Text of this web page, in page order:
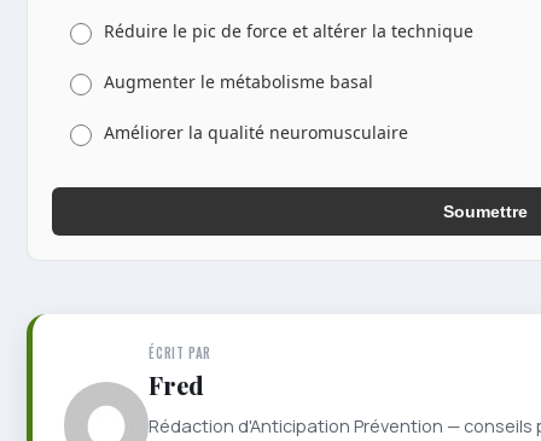
Réduire le pic de force et altérer la technique
Augmenter le métabolisme basal
Améliorer la qualité neuromusculaire
Soumettre
ÉCRIT PAR
Fred
Rédaction d'Anticipation Prévention —